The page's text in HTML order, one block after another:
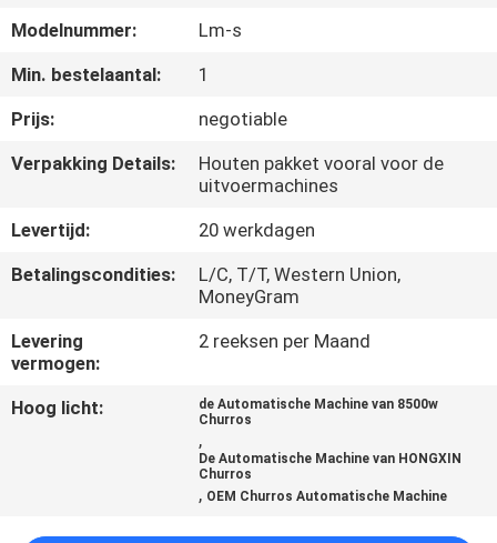
OVER
ONS
FABRIEKSTOCHT
KWALITEITSCONTROLE
NEEM
MET
OP
Modelnummer:
Lm-s
Min. bestelaantal:
1
Prijs:
negotiable
Verpakking Details:
Houten pakket vooral voor de
uitvoermachines
Levertijd:
20 werkdagen
Betalingscondities:
L/C, T/T, Western Union,
MoneyGram
Levering
vermogen:
2 reeksen per Maand
Hoog licht:
de Automatische Machine van 8500w
Churros
,
De Automatische Machine van HONGXIN
Churros
, OEM Churros Automatische Machine